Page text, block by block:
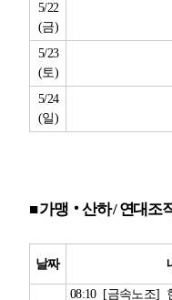
5/22
(금)
5/23
(토)
5/24
(일)
■가맹‧산하/연대조
날짜
08:10 [금속노조]